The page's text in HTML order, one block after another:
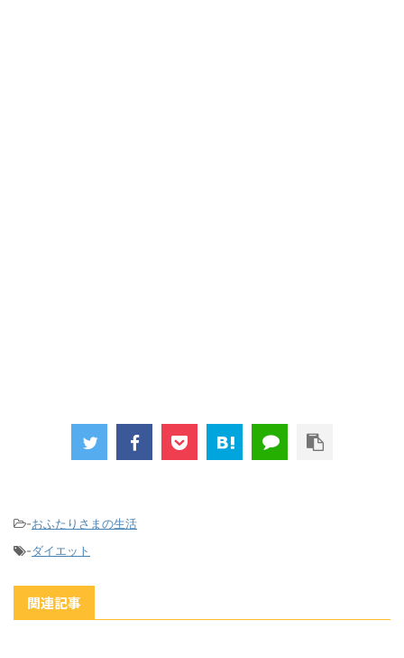
-おふたりさまの生活
-ダイエット
関連記事